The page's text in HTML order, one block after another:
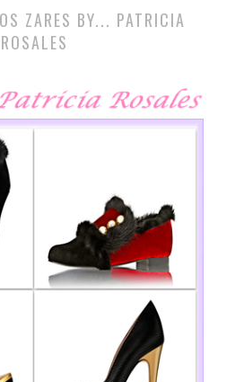
ZARES BY... PATRICIA
ROSALES